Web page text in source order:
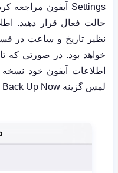
Settings آیفون مراجعه
حالت فعال قرار دهید.
نظیر تاریخ و ساعت در
خواهد بود. در صورتی که
اطلاعات آیفون خود نسخه
لمس گزینه Back Up Now